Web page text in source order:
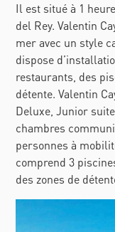
Il est situé à 1
del Rey. Valentin
mer avec un style
dispose
restaurants, des
détente. Valentin
Deluxe, Junior
chambres
personnes à
comprend 3
des zones de